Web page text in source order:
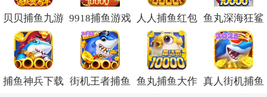
贝贝捕鱼九游
版本
v1.0.20049
9918捕鱼游戏
折扣版下载最
新版v1.0.20
人人捕鱼红包
版下载新版本
v10.6
鱼丸深海狂鲨
暴富版
v10.2.44.1.0
捕鱼神兵下载 街机王者捕鱼 鱼丸捕鱼大作 真人街机捕鱼